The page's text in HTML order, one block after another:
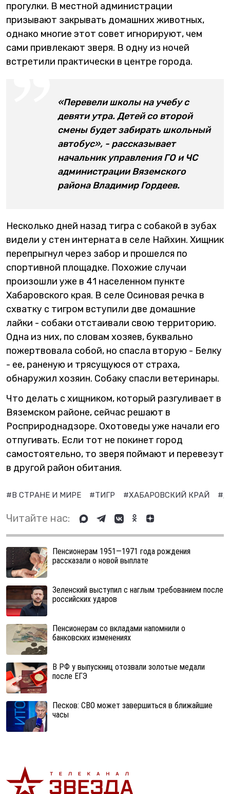
прогулки. В местной администрации
призывают закрывать домашних животных,
однако многие этот совет игнорируют, чем
сами привлекают зверя. В одну из ночей
встретили практически в центре города.
«Перевели школы на учебу с
девяти утра. Детей со второй
смены будет забирать школьный
автобус», - рассказывает
начальник управления ГО и ЧС
администрации Вяземского
района Владимир Гордеев.
Несколько дней назад тигра с собакой в зубах
видели у стен интерната в селе Найхин. Хищник
перепрыгнул через забор и прошелся по
спортивной площадке. Похожие случаи
произошли уже в 41 населенном пункте
Хабаровского края. В селе Осиновая речка в
схватку с тигром вступили две домашние
лайки - собаки отстаивали свою территорию.
Одна из них, по словам хозяев, буквально
пожертвовала собой, но спасла вторую - Белку
- ее, раненую и трясущуюся от страха,
обнаружил хозяин. Собаку спасли ветеринары.
Что делать с хищником, который разгуливает в
Вяземском районе, сейчас решают в
Росприроднадзоре. Охотоведы уже начали его
отпугивать. Если тот не покинет город
самостоятельно, то зверя поймают и перевезут
в другой район обитания.
#В СТРАНЕ И МИРЕ #ТИГР #ХАБАРОВСКИЙ КРАЙ
Читайте нас:
Пенсионерам 1951—1971 года рождения
рассказали о новой выплате
Зеленский выступил с наглым требованием после
российских ударов
Пенсионерам со вкладами напомнили о
банковских изменениях
В РФ у выпускниц отозвали золотые медали
после ЕГЭ
Песков: СВО может завершиться в ближайшие
часы